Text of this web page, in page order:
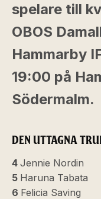
spelare till
OBOS
Hammarby
19:00 på
Södermalm.
DEN UTTAGNA
4 Jennie Nordin
5 Haruna Tabata
6 Felicia Saving